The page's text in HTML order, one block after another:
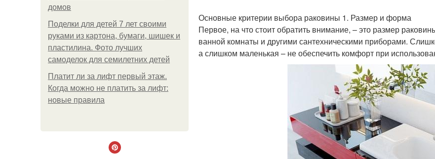
домов
Поделки для детей 7 лет своими
руками из картона, бумаги, шишек и
пластилина. Фото лучших
самоделок для семилетних детей
Платит ли за лифт первый этаж.
Когда можно не платить за лифт:
новые правила
Основные критерии выбора раковины 1. Размер и форма
Первое, на что стоит обратить внимание, – это размер
ванной комнаты и другими сантехническими приборами.
а слишком маленькая – не обеспечить комфорт при